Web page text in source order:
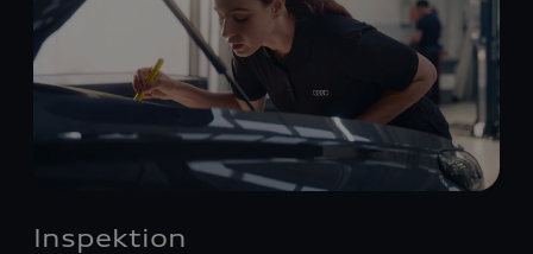
Inspektion